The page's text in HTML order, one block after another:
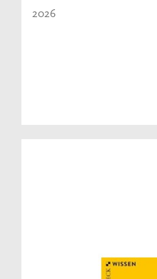
2026